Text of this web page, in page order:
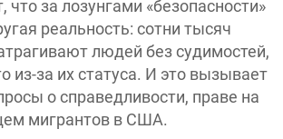
за лозунгами «безопасности»
реальность: сотни тысяч
людей без судимостей,
из-за их статуса. И это вызывает
о справедливости, праве на
мигрантов в США.